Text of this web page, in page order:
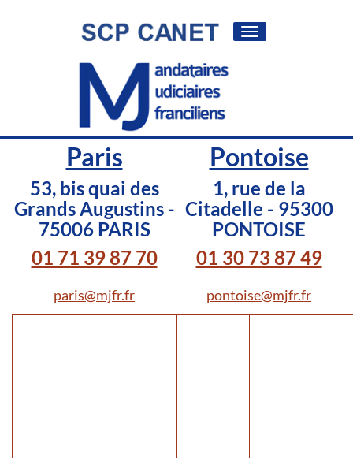
Toggle
Paris
53, bis quai des
Grands Augustins -
75006 PARIS
01 71 39 87 70
paris@mjfr.fr
Pontoise
1, rue de la
Citadelle - 95300
PONTOISE
01 30 73 87 49
pontoise@mjfr.fr